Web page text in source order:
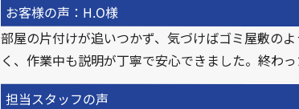
お客様の声：H.O様
部屋の片付けが追いつかず、気づけばゴミ屋敷の
く、作業中も説明が丁寧で安心できました。終わ
担当スタッフの声